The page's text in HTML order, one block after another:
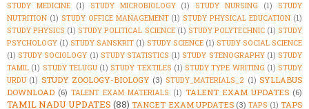
STUDY MEDICINE
(1) STUDY MICROBIOLOGY (1) STUDY NURSING (1)
STUDY
NUTRITION (1) STUDY OFFICE MANAGEMENT (1) STUDY PHYSICAL EDUCATION (1)
STUDY PHYSICS (1) STUDY POLITICAL SCIENCE (1) STUDY POLYTECHNIC (1) STUDY
PSYCHOLOGY (1) STUDY SANSKRIT (1) STUDY SCIENCE (1) STUDY SOCIAL SCIENCE
(1) STUDY SOCIOLOGY (1) STUDY STATISTICS (1) STUDY STENOGRAPHY (1) STUDY
TAMIL (1) STUDY TELUGU (1) STUDY TEXTILES (1) STUDY TYPE WRITING (1) STUDY
URDU (1) STUDY ZOOLOGY-BIOLOGY (3) STUDY_MATERIALS_2 (1) SYLLABUS
DOWNLOAD (6) TALENT EXAM MATERIALS (1) TALENT EXAM UPDATES (6)
TAMIL NADU UPDATES (88) TANCET EXAM UPDATES (3) TAPS (1) TAPS